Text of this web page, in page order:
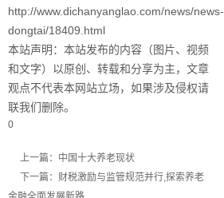
http://www.dichanyanglao.com/news/news-
dongtai/18409.html
本站声明：本站发布的内容（图片、视频
和文字）以原创、转载和分享为主，文章
观点不代表本网站立场，如果涉及侵权请
联我们删除。
0
上一篇：中国十大养老现状
下一篇：财税激励与监管规范并行,探索养老